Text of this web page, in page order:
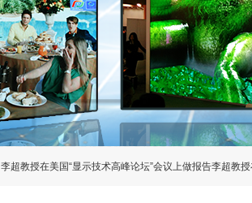
国际SIGGRAPH会展和虚拟现实VRLA会展报道
李超教授在美国“显示技术高峰论坛”会议上做报告李超教
国际SIGGRAPH会展和虚拟现实VRLA会展报道